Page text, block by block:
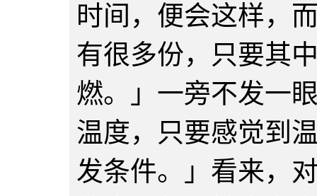
时间，便会这样，
有很多份，只要其
燃。」一旁不发一
温度，只要感觉到
发条件。」看来，